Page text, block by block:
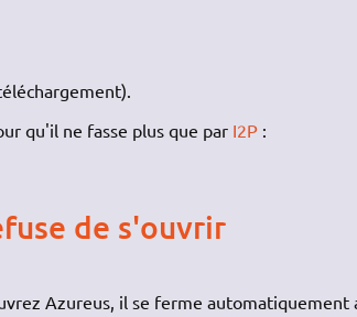
qu'il ne fasse plus que par I2P:
de s'ouvrir
Azureus, il se ferme automatiquement